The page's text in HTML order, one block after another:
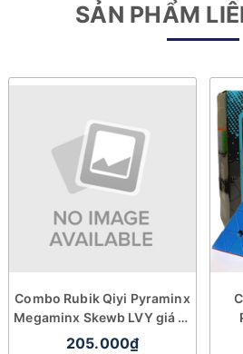
SẢN PHẨM
Combo Rubik Qiyi Pyraminx
Megaminx Skewb LVY giá rẻ
cao cấp
205.000₫